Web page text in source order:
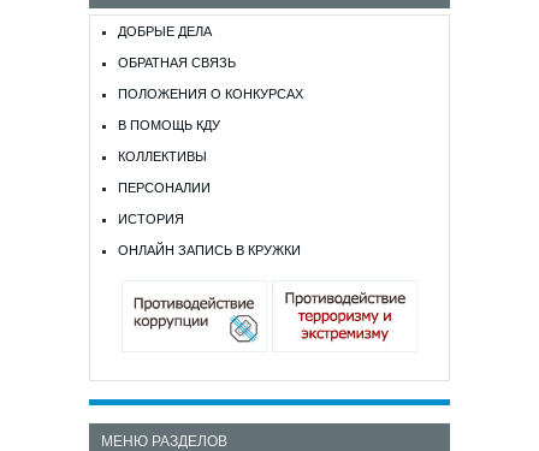
ДОБРЫЕ ДЕЛА
ОБРАТНАЯ СВЯЗЬ
ПОЛОЖЕНИЯ О КОНКУРСАХ
В ПОМОЩЬ КДУ
КОЛЛЕКТИВЫ
ПЕРСОНАЛИИ
ИСТОРИЯ
ОНЛАЙН ЗАПИСЬ В КРУЖКИ
МЕНЮ РАЗДЕЛОВ